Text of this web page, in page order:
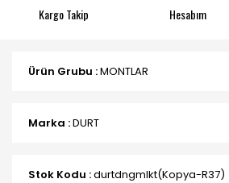
Kargo Takip Hesabım
Ürün Grubu :MONTLAR
Marka :DURT
Stok Kodu :durtdngmlkt(Kopya-R37)